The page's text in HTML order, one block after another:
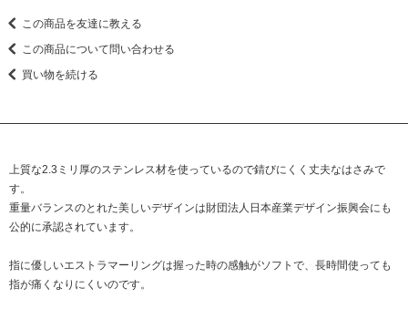
この商品を友達に教える
この商品について問い合わせる
買い物を続ける
上質な2.3ミリ厚のステンレス材を使っているので錆びにくく丈夫なはさみで
す。
重量バランスのとれた美しいデザインは財団法人日本産業デザイン振興会にも
公的に承認されています。
指に優しいエストラマーリングは握った時の感触がソフトで、長時間使っても
指が痛くなりにくいのです。